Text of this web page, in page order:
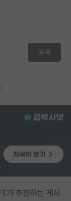
등록
가 추천하는 게시